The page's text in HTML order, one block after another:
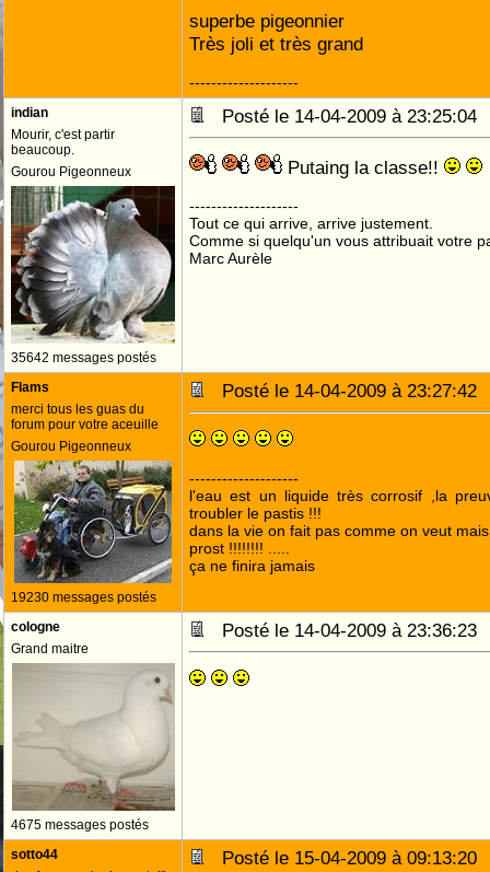
superbe pigeonnier
Très joli et très grand
--------------------
indian
Mourir, c'est partir
beaucoup.
Gourou Pigeonneux
35642 messages postés
Posté le 14-04-2009 à
Putaing la classe!!
--------------------
Tout ce qui arrive, arrive justement.
Comme si quelqu'un vous attribuait votre
Marc Aurèle
Flams
merci tous les guas du
forum pour votre aceuille
Gourou Pigeonneux
19230 messages postés
Posté le 14-04-2009 à
--------------------
l'eau est un liquide très corrosif ,la
troubler le pastis !!!
dans la vie on fait pas comme on veut
prost !!!!!!!! .....
ça ne finira jamais
cologne
Grand maitre
4675 messages postés
Posté le 14-04-2009 à
sotto44
Posté le 15-04-2009 à